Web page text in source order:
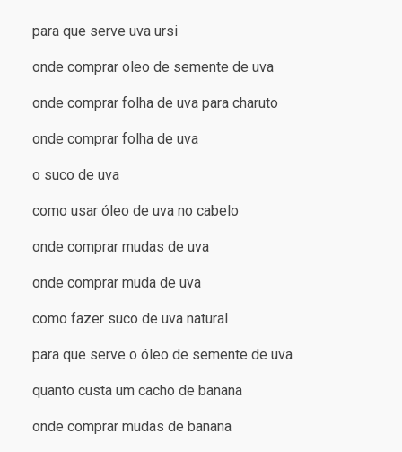
para que serve uva ursi
onde comprar oleo de semente de uva
onde comprar folha de uva para charuto
onde comprar folha de uva
o suco de uva
como usar óleo de uva no cabelo
onde comprar mudas de uva
onde comprar muda de uva
como fazer suco de uva natural
para que serve o óleo de semente de uva
quanto custa um cacho de banana
onde comprar mudas de banana